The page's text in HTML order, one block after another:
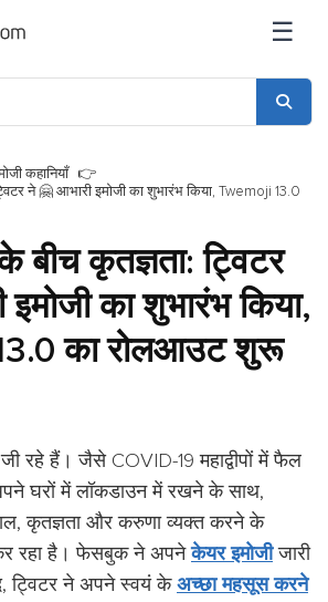
☰
कहानियाँ
ने 🤗 आभारी इमोजी का शुभारंभ किया, Twemoji 13.0
बीच कृतज्ञता: ट्विटर
का शुभारंभ किया,
का रोलआउट शुरू
रहे हैं। जैसे COVID-19 महाद्वीपों में फैल
घरों में लॉकडाउन में रखने के साथ,
कृतज्ञता और करुणा व्यक्त करने के
रहा है। फेसबुक ने अपनेकेयर इमोजीजारी
ट्विटर ने अपने स्वयं केअच्छा महसूस करने